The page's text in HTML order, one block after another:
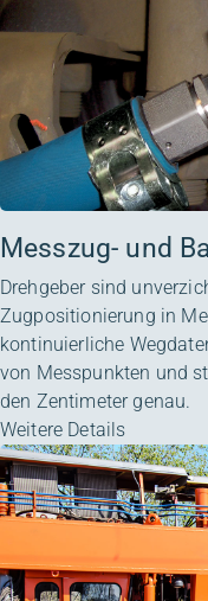
Messzug- und
Drehgeber sind
Zugpositionierung in
kontinuierliche
von Messpunkten und
den Zentimeter genau.
Weitere Details